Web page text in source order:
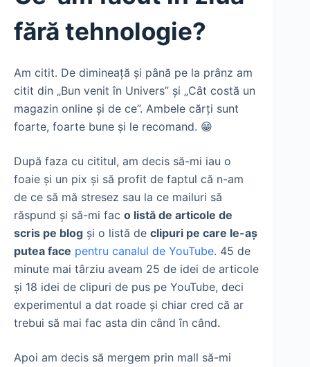
fără tehnologie?
Am citit. De dimineață și până pe la prânz am
citit din „Bun venit în Univers” și „Cât costă un
magazin online și de ce”. Ambele cărți sunt
foarte, foarte bune și le recomand. 😁
După faza cu cititul, am decis să-mi iau o
foaie și un pix și să profit de faptul că n-am
de ce să mă stresez sau la ce mailuri să
răspund și să-mi fac o listă de articole de
scris pe blog și o listă de clipuri pe care le-aș
putea face pentru canalul de YouTube. 45 de
minute mai târziu aveam 25 de idei de articole
și 18 idei de clipuri de pus pe YouTube, deci
experimentul a dat roade și chiar cred că ar
trebui să mai fac asta din când în când.
Apoi am decis să mergem prin mall să-mi